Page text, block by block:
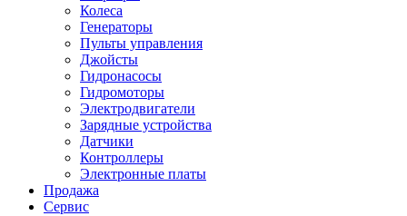
Колеса
Генераторы
Пульты управления
Джойсты
Гидронасосы
Гидромоторы
Электродвигатели
Зарядные устройства
Датчики
Контроллеры
Электронные платы
Продажа
Сервис